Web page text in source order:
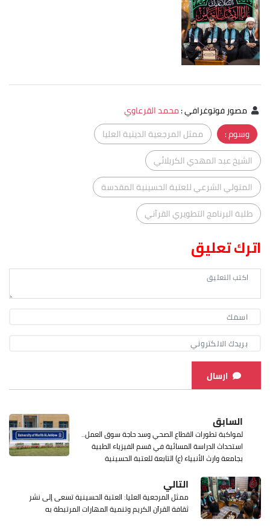
مصور فوتوغرافي:محمد القرعاوي
وسوم :
ممثل المرجعية الدينية العليا
الشيخ عبد المهدي الكربلائي
المتولي الشرعي للعتبة الحسينية المقدسة
طلبة البرنامج التطويري القرآني
اترك تعليق
ارسال
السابق
لمواكبة تطورات القطاع الصحي وسد حاجة سوق العمل..
استحداث الدراسة المسائية في قسم الفيزياء الطبية
بجامعة وارث الأنبياء (ع) التابعة للعتبة الحسينية
التالي
ممثل المرجعية العليا: العتبة الحسينية تسعى إلى نشر
ثقافة القرآن الكريم وتنمية المهارات المرتبطة به